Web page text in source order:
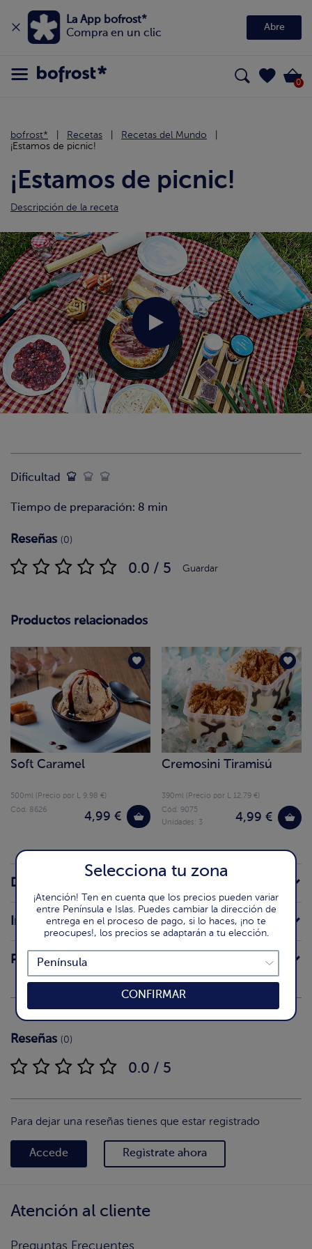
La App bofrost*
Compra en un clic
Abre
0
bofrost* Recetas
Recetas del Mundo
¡Estamos de picnic!
¡Estamos de picnic!
Descripción de la receta
Dificultad
Tiempo de preparación: 8 min
Reseñas (0)
0.0 / 5 Guardar
Productos relacionados
Soft Caramel
500ml (Precio por L 9.98 €)
4,99 €
Cód. 8626
Cremosini Tiramisú
390ml (Precio por L 12.79 €)
4,99 €
Cód. 9075
Unidades: 3
Descripción de la receta
Ingredientes
Preparación
Reseñas (0)
0.0 / 5
Para dejar una reseñas tienes que estar registrado
Accede Regìstrate ahora
Atención al cliente
Preguntas Frecuentes
Selecciona tu zona
¡Atención! Ten en cuenta que los precios pueden variar
entre Península e Islas. Puedes cambiar la dirección de
entrega en el proceso de pago, si lo haces, ¡no te
preocupes!, los precios se adaptarán a tu elección.
CONFIRMAR